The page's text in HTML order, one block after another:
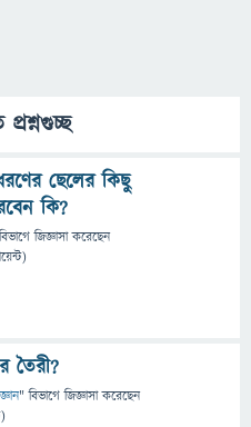
ছেলের কিছু
কি?
জিজ্ঞাসাকরেছেন
তৈরী?
" বিভাগে জিজ্ঞাসাকরেছেন